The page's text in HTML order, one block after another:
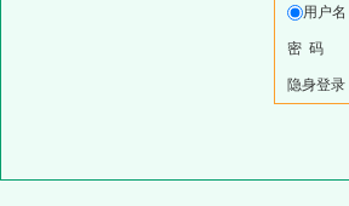
用户
密 码
隐身登录